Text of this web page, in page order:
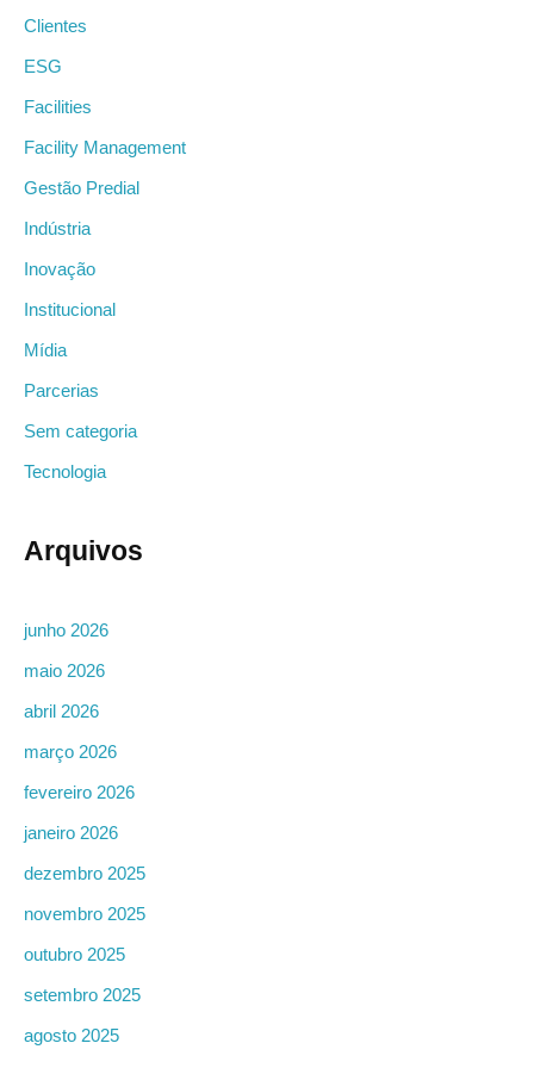
Clientes
ESG
Facilities
Facility Management
Gestão Predial
Indústria
Inovação
Institucional
Mídia
Parcerias
Sem categoria
Tecnologia
Arquivos
junho 2026
maio 2026
abril 2026
março 2026
fevereiro 2026
janeiro 2026
dezembro 2025
novembro 2025
outubro 2025
setembro 2025
agosto 2025